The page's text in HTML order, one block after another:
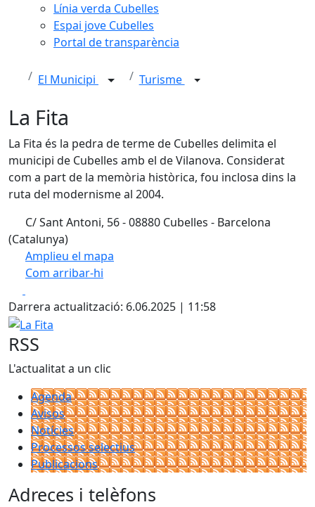
Línia verda Cubelles
Espai jove Cubelles
Portal de transparència
El Municipi Turisme
La Fita
La Fita és la pedra de terme de Cubelles delimita el
municipi de Cubelles amb el de Vilanova. Considerat
com a part de la memòria històrica, fou inclosa dins la
ruta del modernisme al 2004.
C/ Sant Antoni, 56 - 08880 Cubelles - Barcelona
(Catalunya)
Amplieu el mapa
Com arribar-hi
+
−
Darrera actualització: 6.06.2025 | 11:58
La Fita
RSS
L'actualitat a un clic
Agenda
Avisos
Notícies
Processos selectius
Publicacions
Adreces i telèfons